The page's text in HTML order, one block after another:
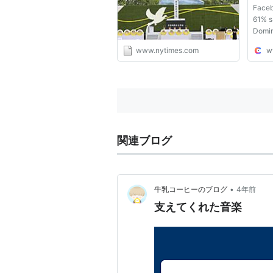
www.nytimes.com
61%
関連ブログ
牛乳コーヒーのブログ • 4年前
支えてくれた音楽